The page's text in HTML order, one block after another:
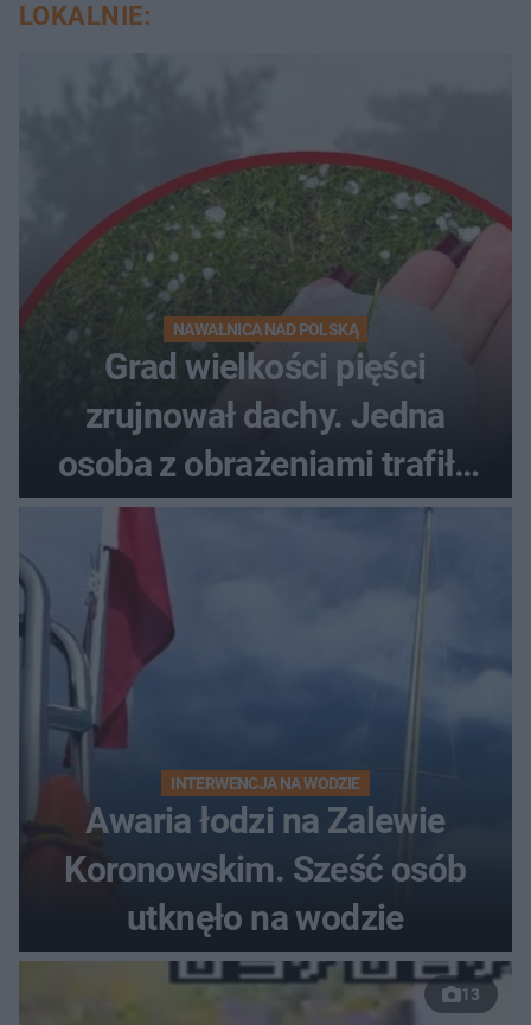
LOKALNIE:
NAWAŁNICA NAD POLSKĄ
Grad wielkości pięści
zrujnował dachy. Jedna
osoba z obrażeniami trafiła
do szpitala
INTERWENCJA NA WODZIE
Awaria łodzi na Zalewie
Koronowskim. Sześć osób
utknęło na wodzie
13